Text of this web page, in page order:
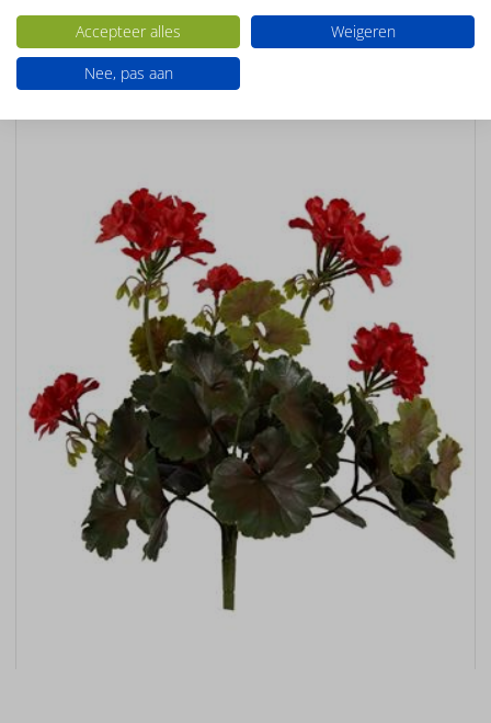
Ook interessant
Accepteer alles
Weigeren
Nee, pas aan